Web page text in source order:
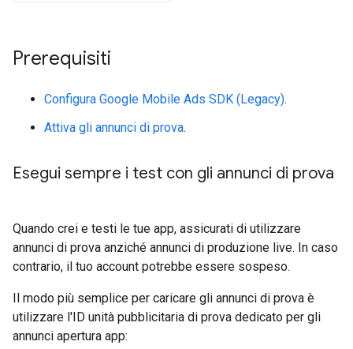
Prerequisiti
Configura Google Mobile Ads SDK (Legacy).
Attiva gli annunci di prova.
Esegui sempre i test con gli annunci di prova
Quando crei e testi le tue app, assicurati di utilizzare
annunci di prova anziché annunci di produzione live. In caso
contrario, il tuo account potrebbe essere sospeso.
Il modo più semplice per caricare gli annunci di prova è
utilizzare l'ID unità pubblicitaria di prova dedicato per gli
annunci apertura app: